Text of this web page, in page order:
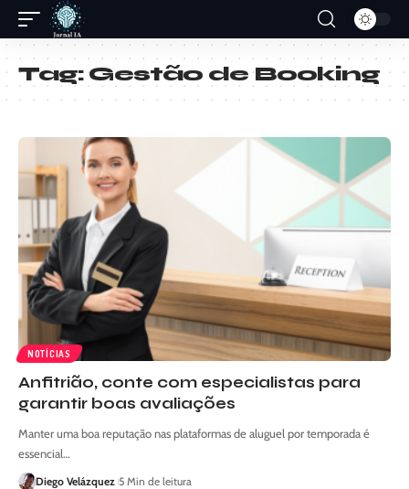
Tag:Gestão de Booking
NOTÍCIAS
Anfitrião, conte com especialistas para
garantir boas avaliações
Manter uma boa reputação nas plataformas de aluguel por temporada é
essencial…
Diego Velázquez 5 Min de leitura